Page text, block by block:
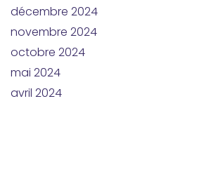
décembre 2024
novembre 2024
octobre 2024
mai 2024
avril 2024